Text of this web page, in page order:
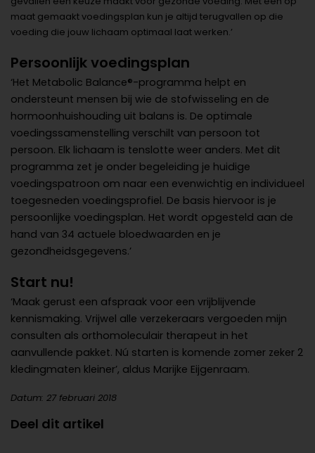
maat gemaakt voedingsplan kun je altijd terugvallen op die
voeding die jouw lichaam optimaal laat werken.’
Persoonlijk voedingsplan
‘Het Metabolic Balance®-programma helpt en
ondersteunt mensen bij wie de stofwisseling en de
hormoonhuishouding uit balans is. De optimale
voedingssamenstelling verschilt van persoon tot
persoon. Elk lichaam is tenslotte weer anders. Met dit
programma zet je onder begeleiding je huidige
voedingspatroon om naar een evenwichtig en individueel
toegesneden voedingsprofiel. De basis hiervoor is je
persoonlijke voedingsplan. Het wordt opgesteld aan de
hand van 34 actuele bloedwaarden en je
gezondheidsgegevens.’
Start nu!
‘Maak gerust een afspraak voor een vrijblijvende
kennismaking. Vrijwel alle verzekeraars vergoeden mijn
consulten als orthomoleculair therapeut in het
aanvullende pakket. Nú starten is komende zomer zeker 2
kledingmaten kleiner’, aldus Marijke Eijgenraam.
Datum: 27 februari 2018
Deel dit artikel